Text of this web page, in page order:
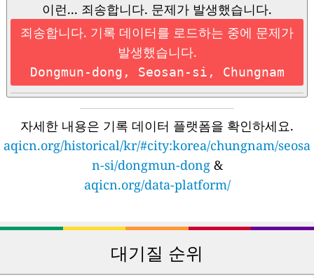
이런... 죄송합니다. 문제가 발생했습니다.
죄송합니다. 기록 데이터를 로드하는 중에 문제가
발생했습니다.
Dongmun-dong, Seosan-si, Chungnam
자세한 내용은 기록 데이터 플랫폼을 확인하세요.
aqicn.org/historical/kr/#city:korea/chungnam/seosa
n-si/dongmun-dong&
aqicn.org/data-platform/
대기질 순위